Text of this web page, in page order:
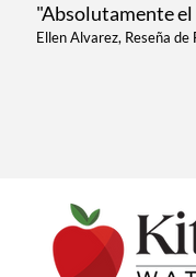
"Absolutamente
Ellen Alvarez, Reseña de